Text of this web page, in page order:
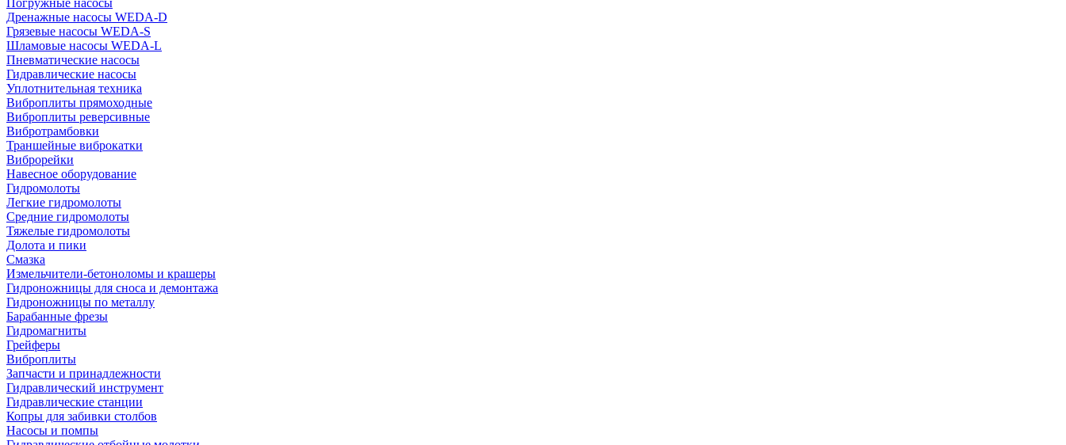
Погружные насосы
Дренажные насосы WEDA-D
Грязевые насосы WEDA-S
Шламовые насосы WEDA-L
Пневматические насосы
Гидравлические насосы
Уплотнительная техника
Виброплиты прямоходные
Виброплиты реверсивные
Вибротрамбовки
Траншейные виброкатки
Виброрейки
Навесное оборудование
Гидромолоты
Легкие гидромолоты
Средние гидромолоты
Тяжелые гидромолоты
Долота и пики
Смазка
Измельчители-бетоноломы и крашеры
Гидроножницы для сноса и демонтажа
Гидроножницы по металлу
Барабанные фрезы
Гидромагниты
Грейферы
Виброплиты
Запчасти и принадлежности
Гидравлический инструмент
Гидравлические станции
Копры для забивки столбов
Насосы и помпы